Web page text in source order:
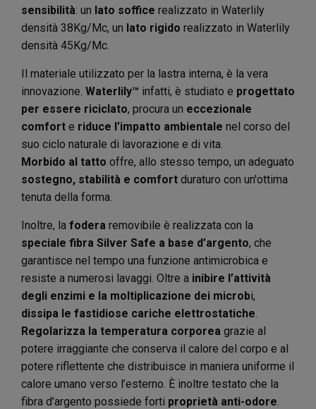
sensibilità: un lato soffice realizzato in Waterlily
densità 38Kg/Mc, un lato rigido realizzato in Waterlily
densità 45Kg/Mc.
Il materiale utilizzato per la lastra interna, è la vera
innovazione. Waterlily™ infatti, è studiato e progettato
per essere riciclato, procura un eccezionale
comfort e riduce l’impatto ambientale nel corso del
suo ciclo naturale di lavorazione e di vita.
Morbido al tatto offre, allo stesso tempo, un adeguato
sostegno, stabilità e comfort duraturo con un'ottima
tenuta della forma.
Inoltre, la fodera removibile è realizzata con la
speciale fibra Silver Safe a base d’argento, che
garantisce nel tempo una funzione antimicrobica e
resiste a numerosi lavaggi. Oltre a inibire l’attività
degli enzimi e la moltiplicazione dei microbi,
dissipa le fastidiose cariche elettrostatiche
Regolarizza la temperatura corporea grazie al
potere irraggiante che conserva il calore del corpo e al
potere riflettente che distribuisce in maniera uniforme il
calore umano verso l’esterno. È inoltre testato che la
fibra d’argento possiede forti proprietà anti-odore